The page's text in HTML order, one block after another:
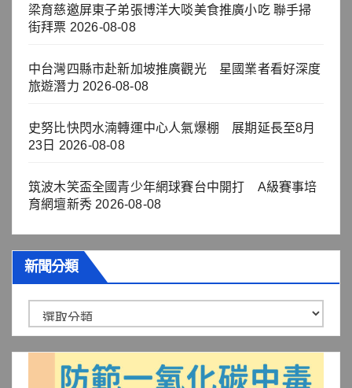
梁育慈邀屏東子弟張博洋大啖美食推廣小吃 聯手掃
街拜票 2026-08-08
中台灣四縣市赴新加坡推廣觀光 星國業者看好深度
旅遊潛力 2026-08-08
史努比快閃水湳轉運中心人氣爆棚 展期延長至8月
23日 2026-08-08
筑波木笑盃全國青少年網球賽台中開打 A級賽事培
育網壇新秀 2026-08-08
新聞分類
聞